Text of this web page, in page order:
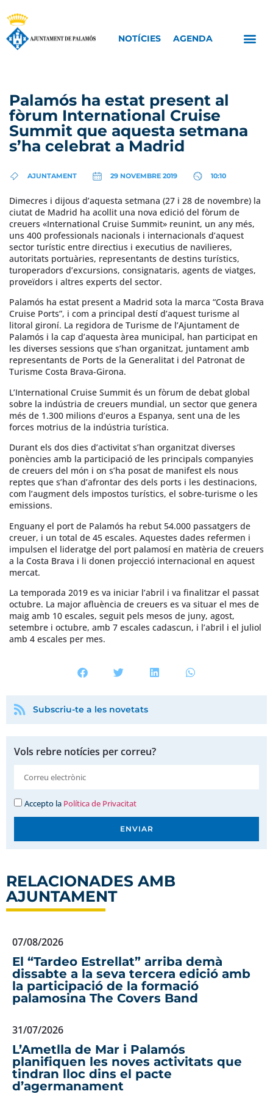
NOTÍCIES AGENDA
Palamós ha estat present al
fòrum International Cruise
Summit que aquesta setmana
s’ha celebrat a Madrid
AJUNTAMENT 29 NOVEMBRE 2019 10:10
Dimecres i dijous d’aquesta setmana (27 i 28 de novembre) la
ciutat de Madrid ha acollit una nova edició del fòrum de
creuers «International Cruise Summit» reunint, un any més,
uns 400 professionals nacionals i internacionals d’aquest
sector turístic entre directius i executius de navilieres,
autoritats portuàries, representants de destins turístics,
turoperadors d’excursions, consignataris, agents de viatges,
proveïdors i altres experts del sector.
Palamós ha estat present a Madrid sota la marca “Costa Brava
Cruise Ports”, i com a principal destí d’aquest turisme al
litoral gironí. La regidora de Turisme de l’Ajuntament de
Palamós i la cap d’aquesta àrea municipal, han participat en
les diverses sessions que s’han organitzat, juntament amb
representants de Ports de la Generalitat i del Patronat de
Turisme Costa Brava-Girona.
L’International Cruise Summit és un fòrum de debat global
sobre la indústria de creuers mundial, un sector que genera
més de 1.300 milions d’euros a Espanya, sent una de les
forces motrius de la indústria turística.
Durant els dos dies d’activitat s’han organitzat diverses
ponències amb la participació de les principals companyies
de creuers del món i on s’ha posat de manifest els nous
reptes que s’han d’afrontar des dels ports i les destinacions,
com l’augment dels impostos turístics, el sobre-turisme o les
emissions.
Enguany el port de Palamós ha rebut 54.000 passatgers de
creuer, i un total de 45 escales. Aquestes dades refermen i
impulsen el lideratge del port palamosí en matèria de creuers
a la Costa Brava i li donen projecció internacional en aquest
mercat.
La temporada 2019 es va iniciar l’abril i va finalitzar el passat
octubre. La major afluència de creuers es va situar el mes de
maig amb 10 escales, seguit pels mesos de juny, agost,
setembre i octubre, amb 7 escales cadascun, i l’abril i el juliol
amb 4 escales per mes.
Subscriu-te a les novetats
Vols rebre notícies per correu?
Accepto la Política de Privacitat
ENVIAR
RELACIONADES AMB
AJUNTAMENT
07/08/2026
El “Tardeo Estrellat” arriba demà
dissabte a la seva tercera edició amb
la participació de la formació
palamosina The Covers Band
31/07/2026
L’Ametlla de Mar i Palamós
planifiquen les noves activitats que
tindran lloc dins el pacte
d’agermanament